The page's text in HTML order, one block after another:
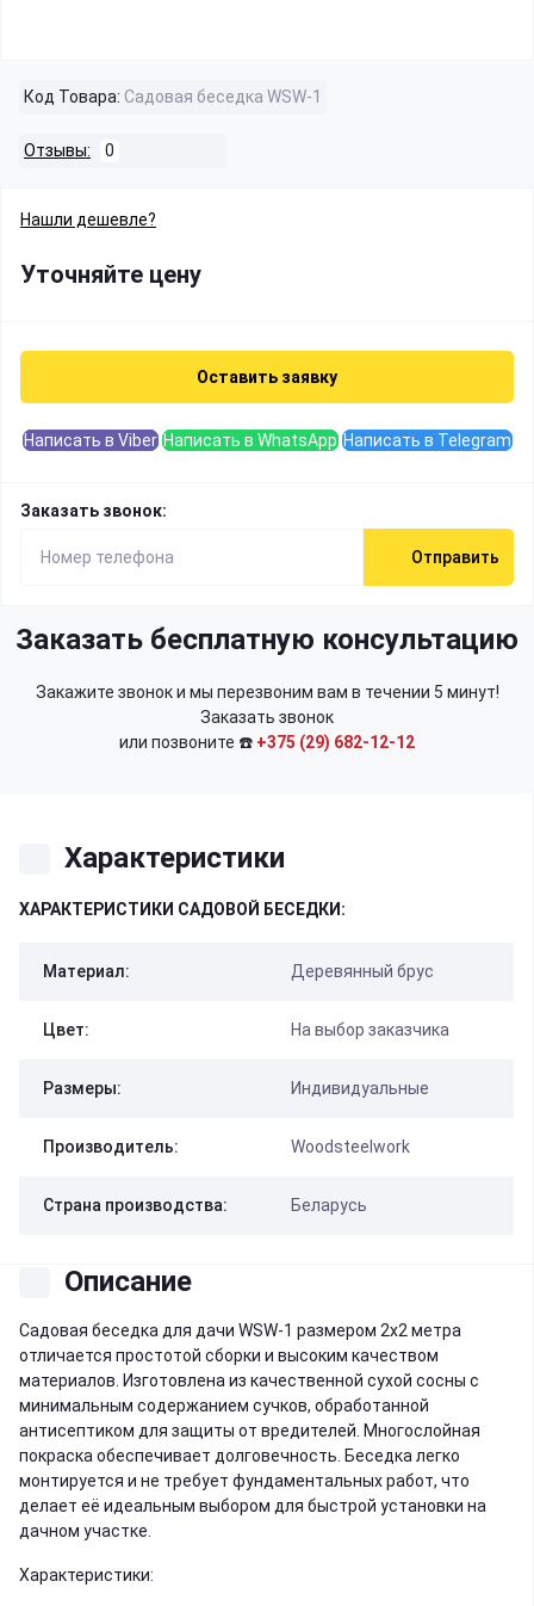
Код Товара: Садовая беседка WSW-1
Отзывы: 0
Нашли дешевле?
Уточняйте цену
Оставить заявку
Написать в Viber Написать в WhatsApp Написать в Telegram
Заказать звонок:
Отправить
Заказать бесплатную консультацию
Закажите звонок и мы перезвоним вам в течении 5 минут!
Заказать звонок
или позвоните ☎️ +375 (29) 682-12-12
Характеристики
ХАРАКТЕРИСТИКИ САДОВОЙ БЕСЕДКИ:
Материал: Деревянный брус
Цвет: На выбор заказчика
Размеры: Индивидуальные
Производитель: Woodsteelwork
Страна производства: Беларусь
Описание
Садовая беседка для дачи WSW-1 размером 2x2 метра
отличается простотой сборки и высоким качеством
материалов. Изготовлена из качественной сухой сосны с
минимальным содержанием сучков, обработанной
антисептиком для защиты от вредителей. Многослойная
покраска обеспечивает долговечность. Беседка легко
монтируется и не требует фундаментальных работ, что
делает её идеальным выбором для быстрой установки на
дачном участке.
Характеристики: